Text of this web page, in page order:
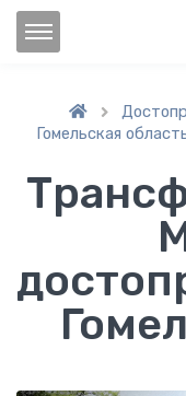

Гомельская